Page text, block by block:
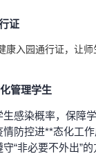
证
康入园通行证，让师
管理学生
感染概率，保障
防控进**态化工
“非必要不外出”